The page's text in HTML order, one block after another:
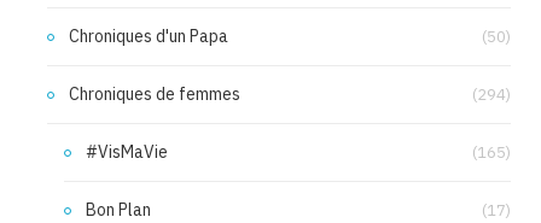
Chroniques d'un Papa (50)
Chroniques de femmes (294)
#VisMaVie (165)
Bon Plan (17)